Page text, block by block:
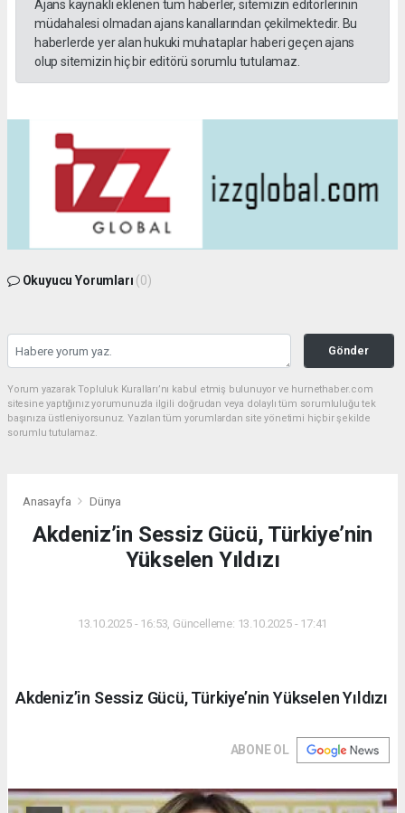
Ajans kaynaklı eklenen tüm haberler, sitemizin editörlerinin
müdahalesi olmadan ajans kanallarından çekilmektedir. Bu
haberlerde yer alan hukuki muhataplar haberi geçen ajans
olup sitemizin hiç bir editörü sorumlu tutulamaz.
Okuyucu Yorumları (0)
Gönder
Yorum yazarak Topluluk Kuralları’nı kabul etmiş bulunuyor ve hurnethaber.com
sitesine yaptığınız yorumunuzla ilgili doğrudan veya dolaylı tüm sorumluluğu tek
başınıza üstleniyorsunuz. Yazılan tüm yorumlardan site yönetimi hiçbir şekilde
sorumlu tutulamaz.
Anasayfa Dünya
Akdeniz’in Sessiz Gücü, Türkiye’nin
Yükselen Yıldızı
13.10.2025 - 16:53, Güncelleme: 13.10.2025 - 17:41
Akdeniz’in Sessiz Gücü, Türkiye’nin Yükselen Yıldızı
ABONE OL